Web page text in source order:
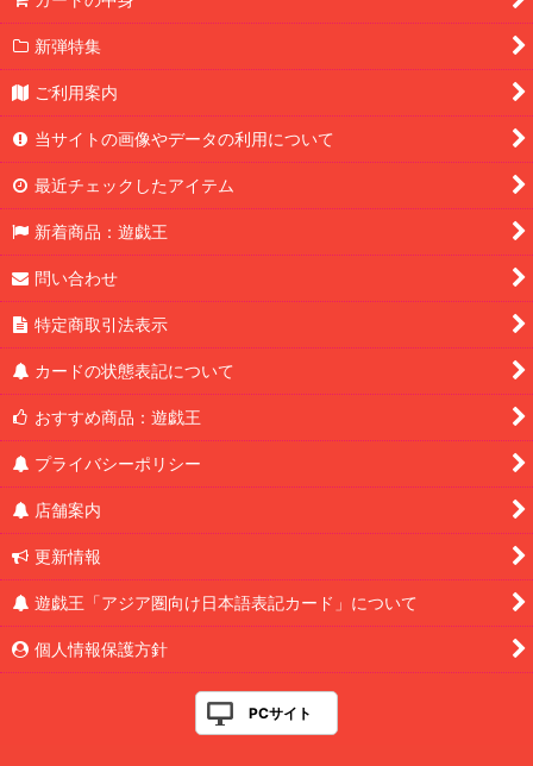
新弾特集
ご利用案内
当サイトの画像やデータの利用について
最近チェックしたアイテム
新着商品：遊戯王
問い合わせ
特定商取引法表示
カードの状態表記について
おすすめ商品：遊戯王
プライバシーポリシー
店舗案内
更新情報
遊戯王「アジア圏向け日本語表記カード」について
個人情報保護方針
PCサイト